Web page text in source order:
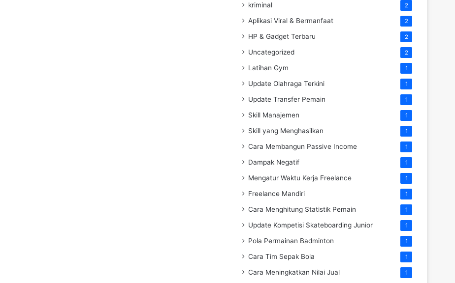
kriminal 2
Aplikasi Viral & Bermanfaat 2
HP & Gadget Terbaru 2
Uncategorized 2
Latihan Gym 1
Update Olahraga Terkini 1
Update Transfer Pemain 1
Skill Manajemen 1
Skill yang Menghasilkan 1
Cara Membangun Passive Income 1
Dampak Negatif 1
Mengatur Waktu Kerja Freelance 1
Freelance Mandiri 1
Cara Menghitung Statistik Pemain 1
Update Kompetisi Skateboarding Junior 1
Pola Permainan Badminton 1
Cara Tim Sepak Bola 1
Cara Meningkatkan Nilai Jual 1